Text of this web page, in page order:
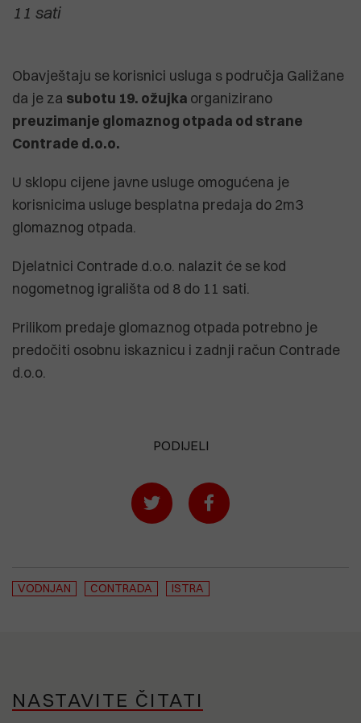
11 sati
Obavještaju se korisnici usluga s područja Galižane
da je za subotu 19. ožujka organizirano
preuzimanje glomaznog otpada od strane
Contrade d.o.o.
U sklopu cijene javne usluge omogućena je
korisnicima usluge besplatna predaja do 2m3
glomaznog otpada.
Djelatnici Contrade d.o.o. nalazit će se kod
nogometnog igrališta od 8 do 11 sati.
Prilikom predaje glomaznog otpada potrebno je
predočiti osobnu iskaznicu i zadnji račun Contrade
d.o.o.
PODIJELI
VODNJAN CONTRADA ISTRA
NASTAVITE ČITATI